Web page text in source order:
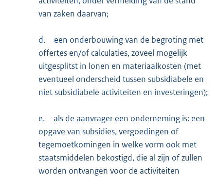
van zaken daarvan;
d.
een onderbouwing van de begroting met
offertes en/of calculaties, zoveel mogelijk
uitgesplitst in lonen en materiaalkosten (met
eventueel onderscheid tussen subsidiabele en
niet subsidiabele activiteiten en investeringen);
e.
als de aanvrager een onderneming is: een
opgave van subsidies, vergoedingen of
tegemoetkomingen in welke vorm ook met
staatsmiddelen bekostigd, die al zijn of zullen
worden ontvangen voor de activiteiten